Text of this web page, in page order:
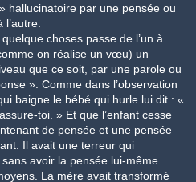
hallucinatoire par une pensée ou
choses passe de l’un à
on réalise un vœu) un
que ce soit, par une parole ou
». Comme dans l’observation
baigne le bébé qui hurle lui dit : «
toi. » Et que l’enfant cesse
de pensée et une pensée
Il avait une terreur qui
avoir la pensée lui-même
La mère avait transformé